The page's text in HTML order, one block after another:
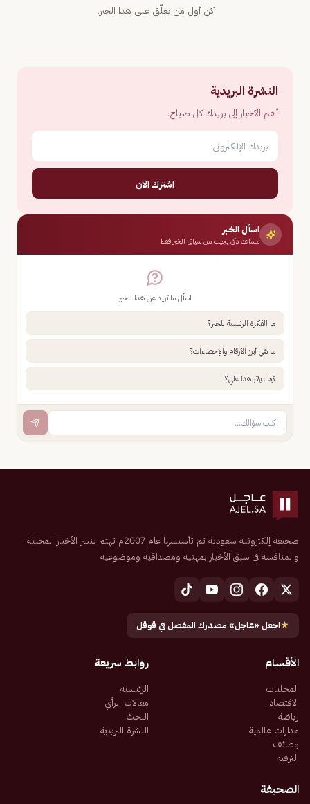
كن أول من يعلّق على هذا الخبر.
النشرة البريدية
أهم الأخبار إلى بريدك كل صباح.
اشترك الآن
اسأل الخبر
مساعد ذكي يجيب من سياق الخبر فقط
اسأل ما تريد عن هذا الخبر
ما الفكرة الرئيسية للخبر؟
ما هي أبرز الأرقام والإحصاءات؟
كيف يؤثر هذا علي؟
صحيفة إلكترونية سعودية تم تأسيسها عام 2007م تهتم بنشر الأخبار المحلية
والمنافسة في سبق الأخبار بمهنية ومصداقية وموضوعية
★اجعل «عاجل» مصدرك المفضل في قوقل
الأقسام
المحليات
الاقتصاد
رياضة
مدارات عالمية
وظائف
الترفيه
روابط سريعة
الرئيسية
مقالات الرأي
البحث
النشرة البريدية
الصحيفة